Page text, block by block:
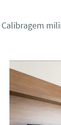
Calibragem